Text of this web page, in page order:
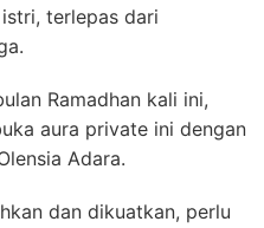
terlepas dari
Ramadhan kali ini,
aura private ini dengan
Adara.
dan dikuatkan, perlu